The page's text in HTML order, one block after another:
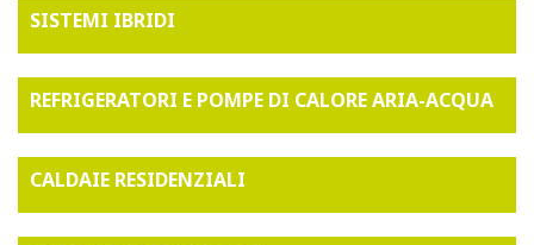
SISTEMI IBRIDI
REFRIGERATORI E POMPE DI CALORE ARIA-ACQUA
CALDAIE RESIDENZIALI